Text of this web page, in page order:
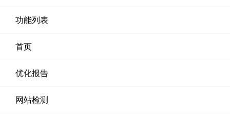
功能列表
首页
优化报告
网站检测